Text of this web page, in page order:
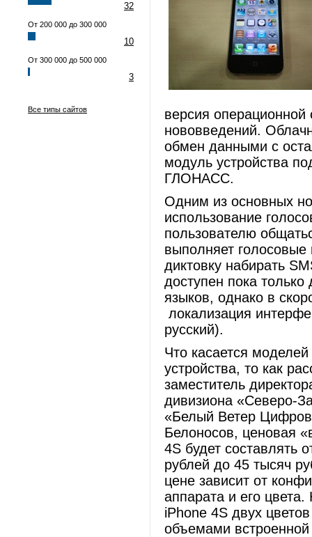
32
От 200 000 до 300 000
10
От 300 000 до 500 000
3
Все типы сайтов
версия
нововведений.
обмен данными с
модуль устройства
ГЛОНАСС.
Одним из основных
использование
пользователю
выполняет
диктовку набирать
доступен пока только
языков, однако в
локализация
русский).
Что касается
устройства, то как
заместитель
дивизиона «Северо-
«Белый Ветер
Белоносов, ценовая
4S будет составлять
рублей до 45 тысяч
цене зависит от
аппарата и его
iPhone 4S двух
объемами